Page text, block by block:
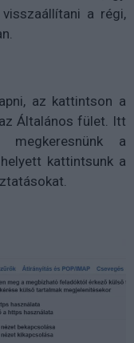
a régi,
az kattintson a
Általános fület. Itt
a
kattintsunk a